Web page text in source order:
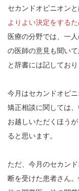
セカンドオピニオンと
よりよい決定をする
医療の分野では、一
の医師の意見も聞い
と辞書には記しており
今月はセカンドオピ
矯正相談に関しては
お越しいただくほう
ると思います。
ただ、今月のセカン
断を受けた患者さん